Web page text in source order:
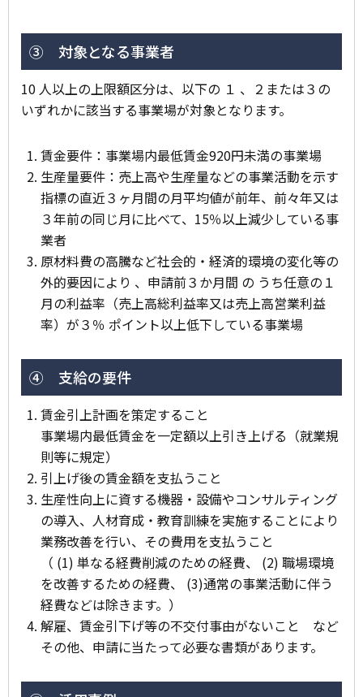
③ 対象となる事業者
10 人以上の上限額区分は、以下の １ 、２または３の
いずれかに該当する事業場が対象となります。
賃金要件：事業場内最低賃金920円未満の事業場
生産量要件：売上高や生産量などの事業活動を示す
指標の直近３ヶ月間の月平均値が前年、前々年又は
３年前の同じ月に比べて、15％以上減少している事
業者
原材料費の高騰など社会的・経済的環境の変化等の
外的要因により 、申請前３か月間 の うち任意の１
月の利益率（売上高総利益率又は売上高営業利益
率）が３％ ポイント以上低下している事業場
④ 支給の要件
賃金引上計画を策定すること
事業場内最低賃金を一定額以上引き上げる（就業規
則等に規定）
引上げ後の賃金額を支払うこと
生産性向上に資する機器・設備やコンサルティング
の導入、人材育成・教育訓練を実施することにより
業務改善を行い、その費用を支払うこと
（ (1) 単なる経費削減のための経費、 (2) 職場環境
を改善するための経費、 (3)通常の事業活動に伴う
経費などは除きます。）
解雇、賃金引下げ等の不交付事由がないこと など
その他、申請に当たって必要な書類があります。